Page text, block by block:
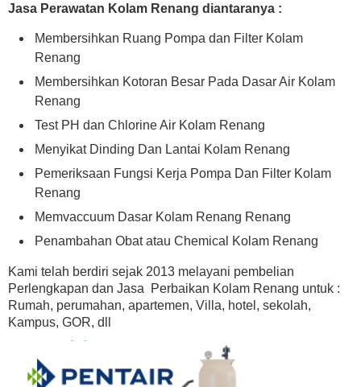
Jasa Perawatan Kolam Renang diantaranya :
Membersihkan Ruang Pompa dan Filter Kolam
Renang
Membersihkan Kotoran Besar Pada Dasar Air Kolam
Renang
Test PH dan Chlorine Air Kolam Renang
Menyikat Dinding Dan Lantai Kolam Renang
Pemeriksaan Fungsi Kerja Pompa Dan Filter Kolam
Renang
Memvaccuum Dasar Kolam Renang Renang
Penambahan Obat atau Chemical Kolam Renang
Kami telah berdiri sejak 2013 melayani pembelian
Perlengkapan dan Jasa Perbaikan Kolam Renang untuk :
Rumah, perumahan, apartemen, Villa, hotel, sekolah,
Kampus, GOR, dll